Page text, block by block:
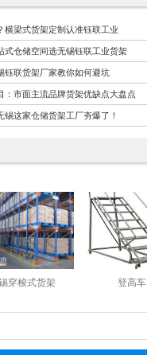
横梁式货架定制认准钰联工业
式仓储空间选无锡钰联工业货架
钰联货架厂家教你如何避坑
：市面主流品牌货架优缺点大盘点
这家仓储货架工厂夯爆了！
穿梭式货架 登高车